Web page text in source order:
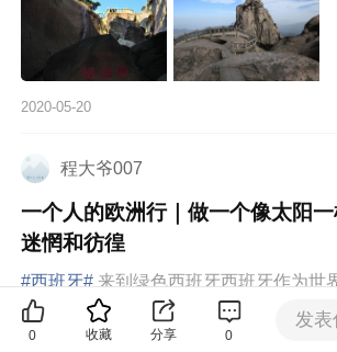
2020-05-20
程大爷007
一个人的欧洲行｜做一个像太阳
迷惘和彷徨
#西班牙# 来到绿色西班牙西班牙作为世
可不是吹的呢~多姿多彩的西班牙，每个
历史、文化和自然风光。北部加利西亚
0 收藏 分享 0
发表